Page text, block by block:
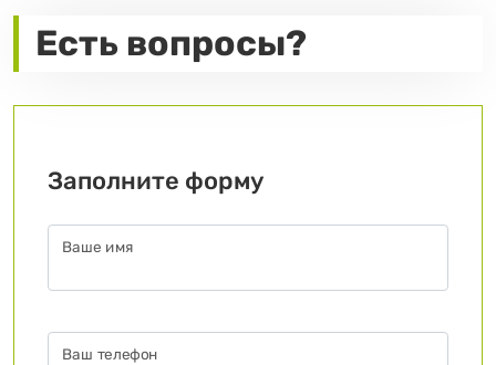
Есть вопросы?
Заполните форму
Ваше имя
Ваш телефон